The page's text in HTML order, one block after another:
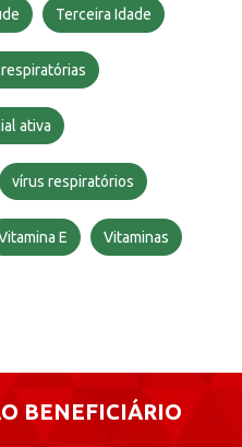
Terceira Idade
ativa
vírus respiratórios
E Vitaminas
BENEFICIÁRIO